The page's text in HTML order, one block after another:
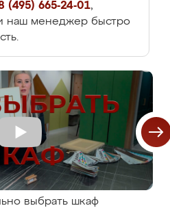
(495) 665-24-01,
наш менеджер быстро
выбрать шкаф